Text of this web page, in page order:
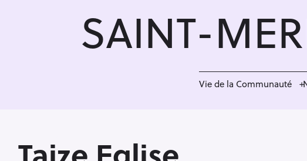
SAINT-
Vie de la Communauté